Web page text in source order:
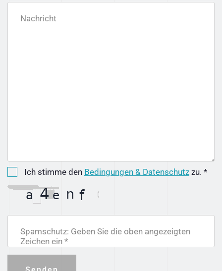
Nachricht
Ich stimme den Bedingungen & Datenschutz zu. *
Spamschutz: Geben Sie die oben angezeigten
Zeichen ein *